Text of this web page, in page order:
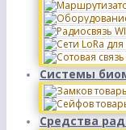
Системы
Средства